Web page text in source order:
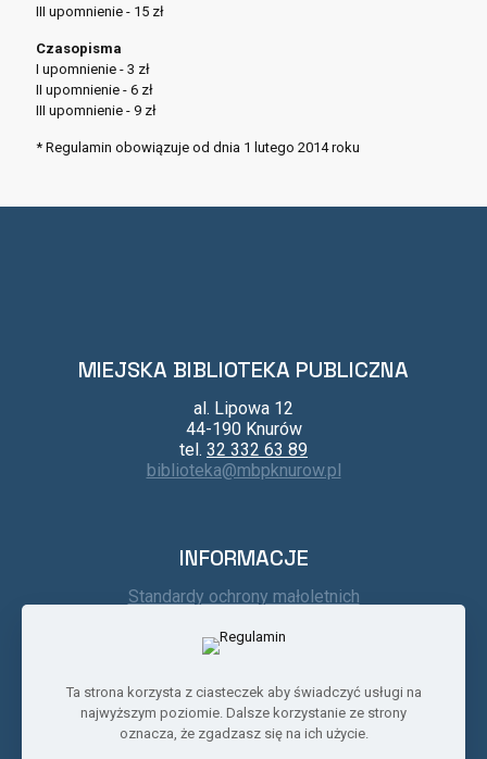
III upomnienie - 15 zł
Czasopisma
I upomnienie - 3 zł
II upomnienie - 6 zł
III upomnienie - 9 zł
* Regulamin obowiązuje od dnia 1 lutego 2014 roku
MIEJSKA BIBLIOTEKA PUBLICZNA
al. Lipowa 12
44-190 Knurów
tel. 32 332 63 89
biblioteka@mbpknurow.pl
INFORMACJE
Standardy ochrony małoletnich
Regulamin
Deklaracja dostępności
BIP
Ta strona korzysta z ciasteczek aby świadczyć usługi na
najwyższym poziomie. Dalsze korzystanie ze strony
oznacza, że zgadzasz się na ich użycie.